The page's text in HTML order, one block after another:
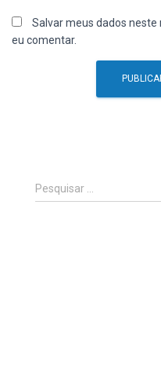
Salvar meus dados
eu comentar.
P
e
Pesquisar …